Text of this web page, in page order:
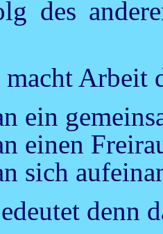
des
Arbeit
ein
einen
sich
denn